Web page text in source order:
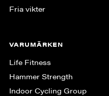
Fria vikter
VARUMÄRKEN
Life Fitness
Hammer Strength
Indoor Cycling Group